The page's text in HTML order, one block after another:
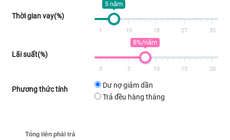
Thời gian vay(%)
5 năm
1 10 18 27 35
Lãi suất(%)
8%/năm
0 5 10 15 20
Phương thức tính
Dư nợ giảm dần
Trả đều hàng tháng